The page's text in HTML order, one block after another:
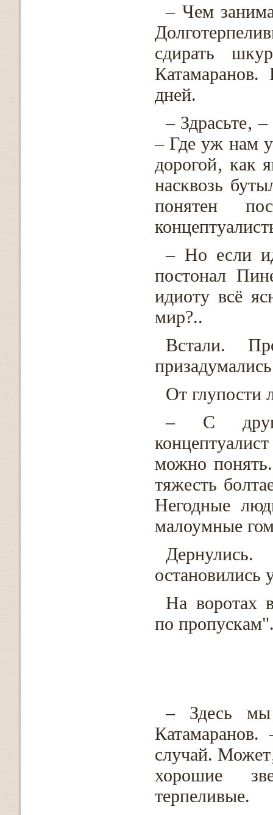
– Чем
сдирать
Катамаранов.
дней.
– Здрасьте‚
– Где уж нам
дорогой‚ как
насквозь
понятен
– Но если
постонал
идиоту всё
мир?..
Встали.
От глупости
– С
можно
тяжесть
Негодные
малоумные
остановились
На воротах
по
– Здесь мы
случай.
хорошие
терпеливые.